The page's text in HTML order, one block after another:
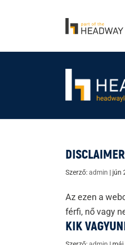
DISCLAIMER
Szerző:admin | jún
Az ezen a
férfi, nő vagy
KIK